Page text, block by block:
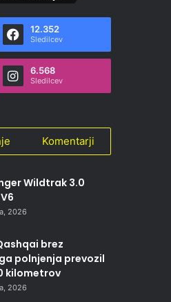
12.352
Sledilcev
6.568
Sledilcev
Komentarji
Wildtrak 3.0
2026
brez
polnjenja prevozil
kilometrov
2026